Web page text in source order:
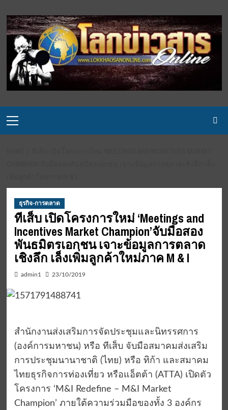
to
content
Menu
ธุรกิจ-การตลาด
ทีเส็บ เปิดโครงการใหม่ ‘Meetings and
Incentives Market Champion’จับมือสอง
พันธมิตรเอกชน เจาะข้อมูลการตลาด
เชิงลึก เล็งเพิ่มลูกค้าใหม่ภาค M & I
admin1 23/10/2019
สำนักงานส่งเสริมการจัดประชุมและนิทรรศการ
(องค์การมหาชน) หรือ ทีเส็บ จับมือสมาคมส่งเสริม
การประชุมนานาชาติ (ไทย) หรือ ทิก้า และสมาคม
ไทยธุรกิจการท่องเที่ยว หรือแอ็ตต้า (ATTA) เปิดตัว
โครงการ ‘M&I Redefine – M&I Market
Champion’ ภายใต้ความร่วมมือของทั้ง 3 องค์กร